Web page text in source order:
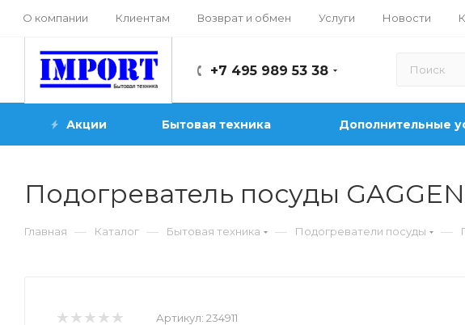
О компании Клиентам Возврат и обмен Услуги Новости
+7 495 989 53 38
Акции Бытовая техника Дополнительные
Подогреватель посуды
Главная — Каталог — Бытовая техника — Подогреватели посуды —
Артикул: 234911